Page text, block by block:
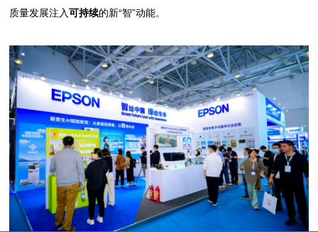
质量发展注入可持续的新“智”动能。